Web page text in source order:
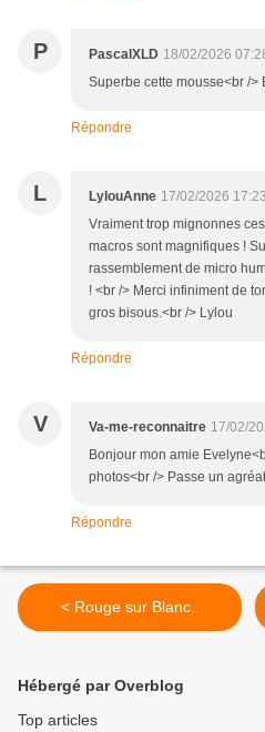
P PascalXLD 18/02/2026
Superbe cette mousse<br />
Répondre
L LylouAnne 17/02/2026 17:23
Vraiment trop mignonnes
macros sont magnifiques !
rassemblement de micro
! <br /> Merci infiniment de
gros bisous.<br /> Lylou
Répondre
V Va-me-reconnaitre 17/02/
Bonjour mon amie
photos<br /> Passe un
Répondre
< Rouge sur Blanc..
Hébergé par Overblog
Top articles